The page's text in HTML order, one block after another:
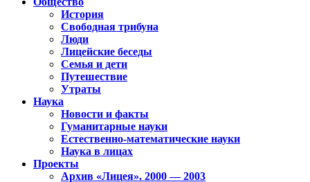
История
Свободная трибуна
Люди
Лицейские беседы
Семья и дети
Путешествие
Утраты
Наука
Новости и факты
Гуманитарные науки
Естественно-математические науки
Наука в лицах
Проекты
Архив «Лицея». 2000 — 2003